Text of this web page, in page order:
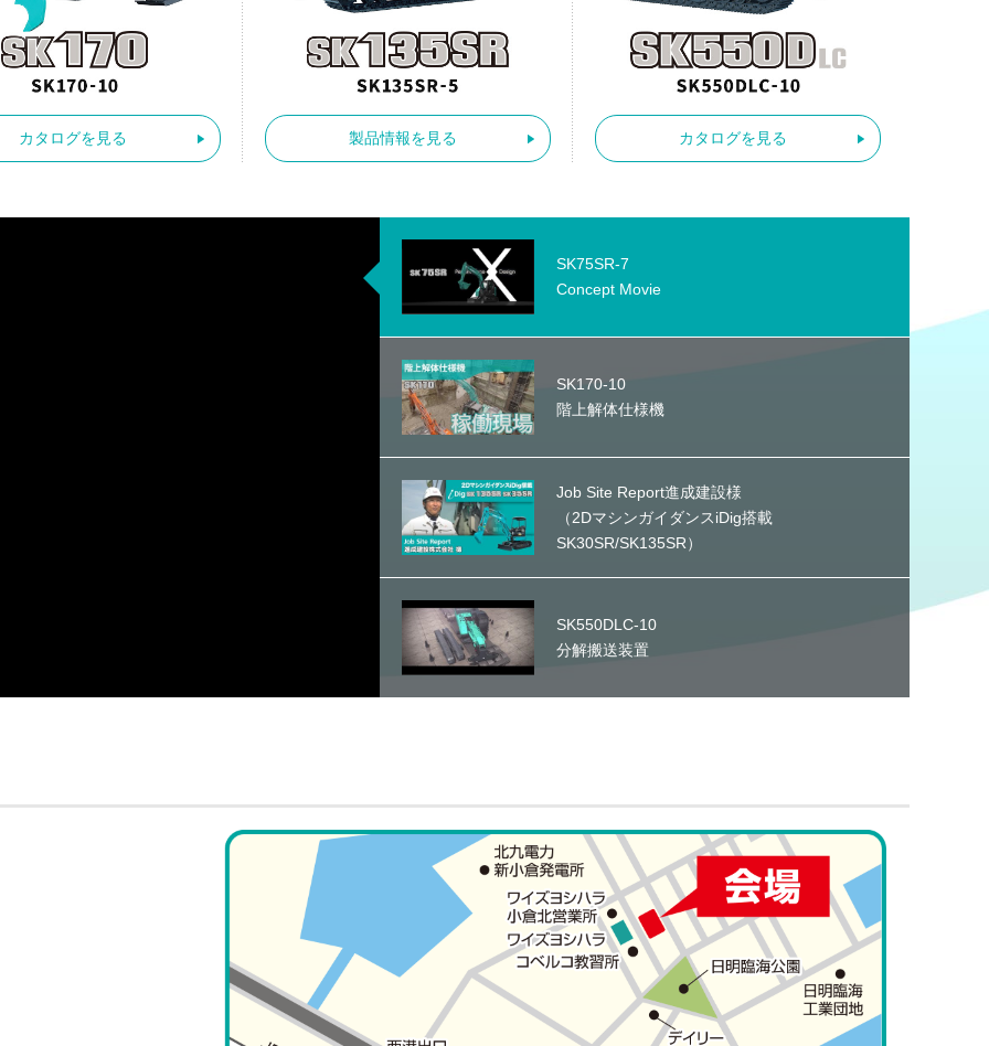
カタログを見る 製品情報を見る カタログを見る
SK75SR-7
Concept Movie
SK170-10
階上解体仕様機
Job Site Report進成建設様
（2DマシンガイダンスiDig搭載
SK30SR/SK135SR）
SK550DLC-10
分解搬送装置